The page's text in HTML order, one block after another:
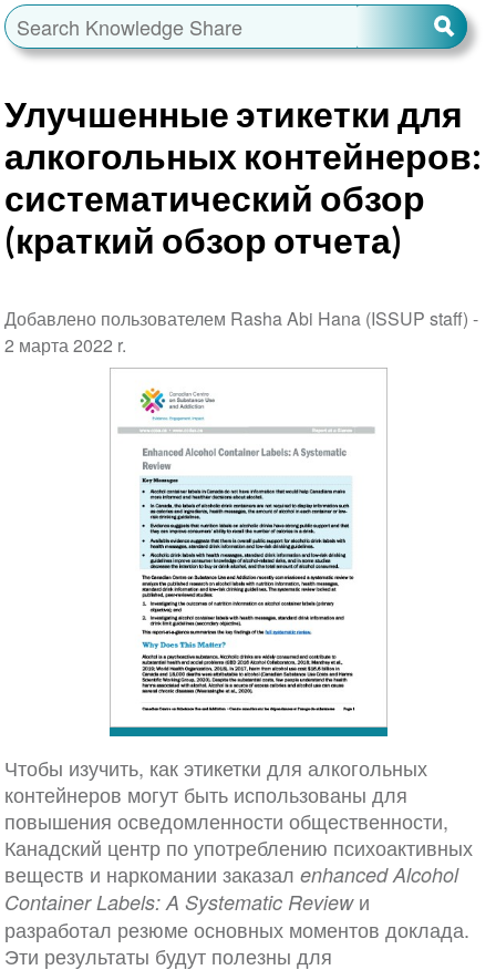
Улучшенные этикетки для
алкогольных контейнеров:
систематический обзор
(краткий обзор отчета)
Добавлено пользователем Rasha Abi Hana (ISSUP staff) -
2 марта 2022 r.
Чтобы изучить, как этикетки для алкогольных
контейнеров могут быть использованы для
повышения осведомленности общественности,
Канадский центр по употреблению психоактивных
веществ и наркомании заказал enhanced Alcohol
Container Labels: A Systematic Reviewи
разработал резюме основных моментов доклада.
Эти результаты будут полезны для